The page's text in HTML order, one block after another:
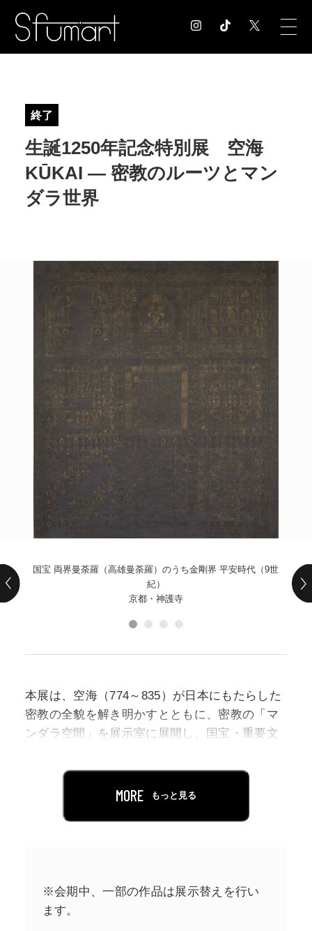
EXHIBITION 展覧会情報
MUSEUM 美術館情報
NEWS
POLICY COMPANY
終了
生誕1250年記念特別展 空海
KŪKAI ― 密教のルーツとマン
ダラ世界
国宝 両界曼荼羅（高雄曼荼羅）のうち金剛界 平安時代（9世
紀）
京都・神護寺
本展は、空海（774～835）が日本にもたらした
密教の全貌を解き明かすとともに、密教の「マ
ンダラ空間」を展示室に展開し、国宝・重要文
の魅力を紹介します。
海が制作を指導した現存最古の曼荼羅で、神護
す。「胎蔵界曼荼羅」と「金剛界曼荼羅」の2幅
からなり、いずれも約4メートル四方の大きさを
誇ります。
MORE もっと見る
※会期中、一部の作品は展示替えを行い
ます。